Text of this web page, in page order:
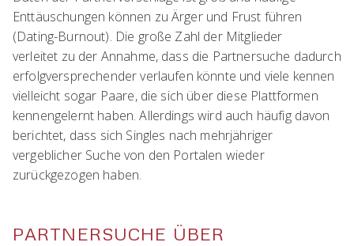
Enttäuschungen können zu Ärger und Frust führen
(Dating-Burnout). Die große Zahl der Mitglieder
verleitet zu der Annahme, dass die Partnersuche dadurch
erfolgversprechender verlaufen könnte und viele kennen
vielleicht sogar Paare, die sich über diese Plattformen
kennengelernt haben. Allerdings wird auch häufig davon
berichtet, dass sich Singles nach mehrjähriger
vergeblicher Suche von den Portalen wieder
zurückgezogen haben.
PARTNERSUCHE ÜBER